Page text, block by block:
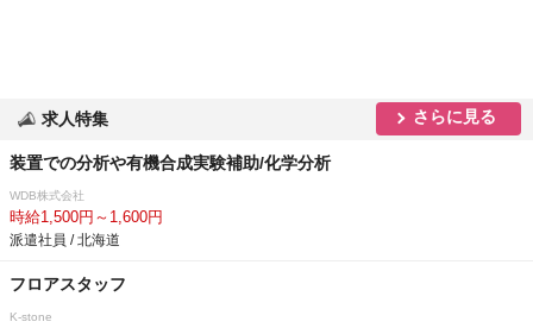
求人特集 さらに見る
装置での分析や有機合成実験補助/化学分析
WDB株式会社
時給1,500円～1,600円
派遣社員 / 北海道
フロアスタッフ
K-stone